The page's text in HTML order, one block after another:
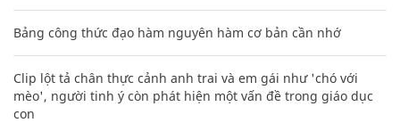
Bảng công thức đạo hàm nguyên hàm cơ bản cần nhớ
Clip lột tả chân thực cảnh anh trai và em gái như 'chó với
mèo', người tinh ý còn phát hiện một vấn đề trong giáo dục
con